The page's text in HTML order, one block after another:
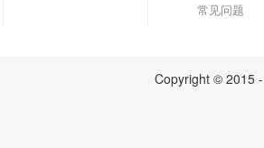
常见问题
Copyright © 2015